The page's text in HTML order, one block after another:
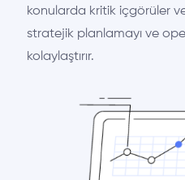
konularda kritik içgörüler
stratejik planlamayı ve
kolaylaştırır.